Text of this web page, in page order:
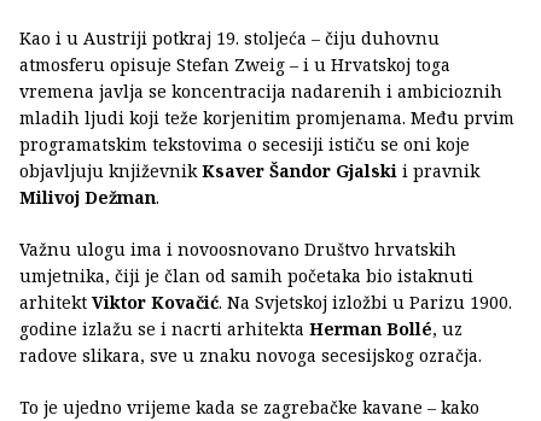
Kao i u Austriji potkraj 19. stoljeća – čiju duhovnu
atmosferu opisuje Stefan Zweig – i u Hrvatskoj toga
vremena javlja se koncentracija nadarenih i ambicioznih
mladih ljudi koji teže korjenitim promjenama. Među prvim
programatskim tekstovima o secesiji ističu se oni koje
objavljuju književnikKsaver Šandor Gjalski i pravnik
Milivoj Dežman.
Važnu ulogu ima i novoosnovano Društvo hrvatskih
umjetnika, čiji je član od samih početaka bio istaknuti
arhitekt Viktor Kovačić. Na Svjetskoj izložbi u Parizu 1900.
godine izlažu se i nacrti arhitekta Herman Bollé, uz
radove slikara, sve u znaku novoga secesijskog ozračja.
To je ujedno vrijeme kada se zagrebačke kavane – kako